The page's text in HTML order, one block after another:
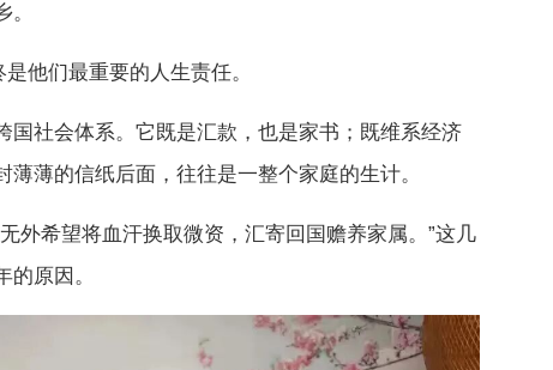
他们最重要的人生责任。
国社会体系。它既是汇款，也是家书；既维系经济
薄的信纸后面，往往是一整个家庭的生计。
外希望将血汗换取微资，汇寄回国赡养家属。”这几
原因。